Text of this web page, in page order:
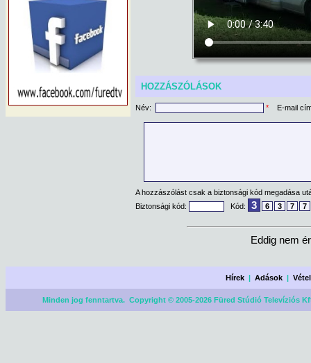
HOZZÁSZÓLÁSOK
Név: * E-mail
A hozzászólást csak a biztonsági kód megadása
Biztonsági kód:
Kód: 3 6 3 7 7
Eddig nem
Hírek |Adások |
Minden jog fenntartva. Copyright © 2005-2026 Füred Stúdió Televíziós